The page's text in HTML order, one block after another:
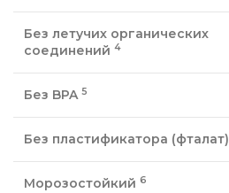
Без летучих органических
соединений 4
Без BPA 5
Без пластификатора (фталат)
Морозостойкий 6